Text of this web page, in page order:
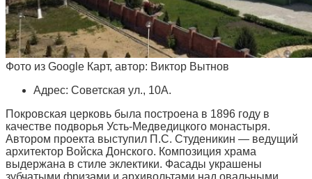
Фото из Google Карт, автор: Виктор Вытнов
Адрес: Советская ул., 10А.
Покровская церковь была построена в 1896 году в
качестве подворья Усть-Медведицкого монастыря.
Автором проекта выступил П.С. Студеникин — ведущий
архитектор Войска Донского. Композиция храма
выдержана в стиле эклектики. Фасады украшены
зубчатыми фризами и архивольтами над овальными